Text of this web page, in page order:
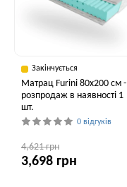
Закінчується
Матрац Furini 80х200 см -
розпродаж в наявності 1
шт.
0 відгуків
4,621 грн
3,698 грн